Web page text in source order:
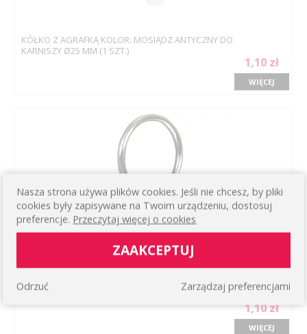
KÓŁKO Z AGRAFKĄ KOLOR: MOSIĄDZ ANTYCZNY DO
KARNISZY Ø25 MM (1 SZT.)
1,10 zł
WIĘCEJ
KÓŁKO Z ŻABKĄ KOLOR: STAL NIERDZEWNA DO
1,10 zł
WIĘCEJ
Nasza strona używa plików cookies. Jeśli nie chcesz, by pliki
cookies były zapisywane na Twoim urządzeniu, dostosuj
preferencje. Przeczytaj więcej o cookies
ZAAKCEPTUJ
Zarządzaj preferencjami
Odrzuć